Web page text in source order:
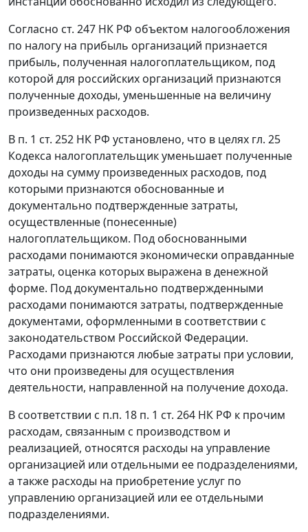
Согласно ст. 247 НК РФ объектом налогообложения
по налогу на прибыль организаций признается
прибыль, полученная налогоплательщиком, под
которой для российских организаций признаются
полученные доходы, уменьшенные на величину
произведенных расходов.
В п. 1 ст. 252 НК РФ установлено, что в целях гл. 25
Кодекса налогоплательщик уменьшает полученные
доходы на сумму произведенных расходов, под
которыми признаются обоснованные и
документально подтвержденные затраты,
осуществленные (понесенные)
налогоплательщиком. Под обоснованными
расходами понимаются экономически оправданные
затраты, оценка которых выражена в денежной
форме. Под документально подтвержденными
расходами понимаются затраты, подтвержденные
документами, оформленными в соответствии с
законодательством Российской Федерации.
Расходами признаются любые затраты при условии,
что они произведены для осуществления
деятельности, направленной на получение дохода.
В соответствии с п.п. 18 п. 1 ст. 264 НК РФ к прочим
расходам, связанным с производством и
реализацией, относятся расходы на управление
организацией или отдельными ее подразделениями,
а также расходы на приобретение услуг по
управлению организацией или ее отдельными
подразделениями.